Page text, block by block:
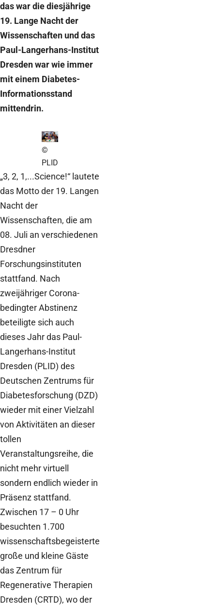
das war die diesjährige
19. Lange Nacht der
Wissenschaften und das
Paul-Langerhans-Institut
Dresden war wie immer
mit einem Diabetes-
Informationsstand
mittendrin.
©
PLID
„3, 2, 1,...Science!“ lautete
das Motto der 19. Langen
Nacht der
Wissenschaften, die am
08. Juli an verschiedenen
Dresdner
Forschungsinstituten
stattfand. Nach
zweijähriger Corona-
bedingter Abstinenz
beteiligte sich auch
dieses Jahr das Paul-
Langerhans-Institut
Dresden (PLID) des
Deutschen Zentrums für
Diabetesforschung (DZD)
wieder mit einer Vielzahl
von Aktivitäten an dieser
tollen
Veranstaltungsreihe, die
nicht mehr virtuell
sondern endlich wieder in
Präsenz stattfand.
Zwischen 17 – 0 Uhr
besuchten 1.700
wissenschaftsbegeisterte
große und kleine Gäste
das Zentrum für
Regenerative Therapien
Dresden (CRTD), wo der